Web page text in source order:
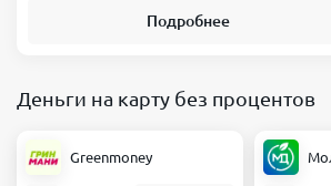
Подробнее
Деньги на карту без процентов
Greenmoney